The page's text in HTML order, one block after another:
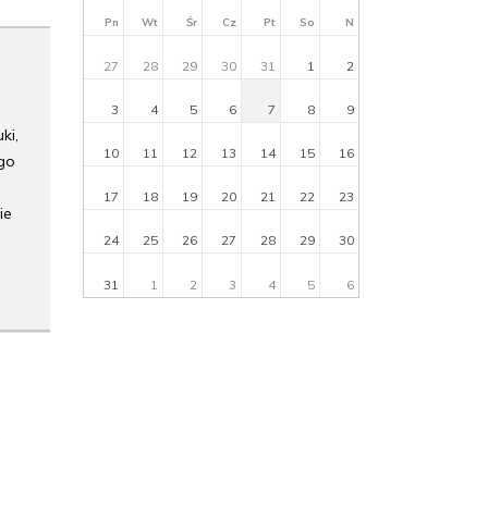
Pn Wt Śr Cz Pt So N
27 28 29 30 31 1 2
3 4 5 6 7 8 9
10 11 12 13 14 15 16
17 18 19 20 21 22 23
24 25 26 27 28 29 30
31 1 2 3 4 5 6